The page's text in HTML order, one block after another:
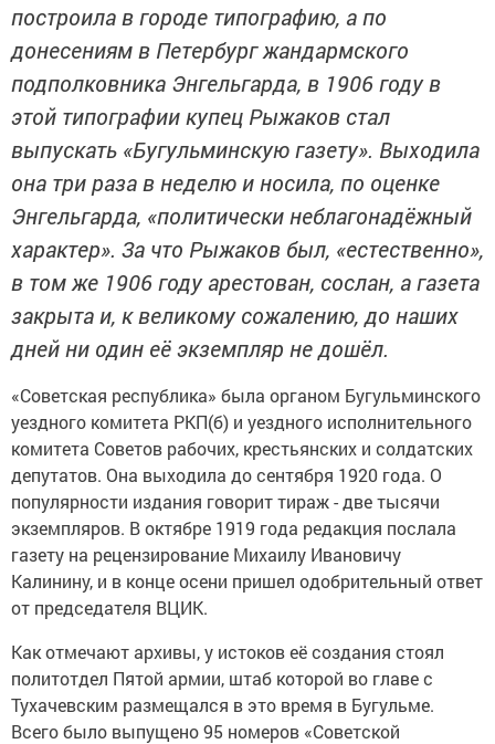
построила в городе типографию, а по
донесениям в Петербург жандармского
подполковника Энгельгарда, в 1906 году в
этой типографии купец Рыжаков стал
выпускать «Бугульминскую газету». Выходила
она три раза в неделю и носила, по оценке
Энгельгарда, «политически неблагонадёжный
характер». За что Рыжаков был, «естественно»,
в том же 1906 году арестован, сослан, а газета
закрыта и, к великому сожалению, до наших
дней ни один её экземпляр не дошёл.
«Советская республика» была органом Бугульминского
уездного комитета РКП(б) и уездного исполнительного
комитета Советов рабочих, крестьянских и солдатских
депутатов. Она выходила до сентября 1920 года. О
популярности издания говорит тираж - две тысячи
экземпляров. В октябре 1919 года редакция послала
газету на рецензирование Михаилу Ивановичу
Калинину, и в конце осени пришел одобрительный ответ
от председателя ВЦИК.
Как отмечают архивы, у истоков её создания стоял
политотдел Пятой армии, штаб которой во главе с
Тухачевским размещался в это время в Бугульме.
Всего было выпущено 95 номеров «Советской